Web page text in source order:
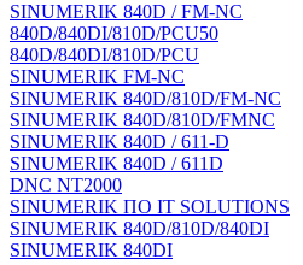
SINUMERIK 840D / FM-NC
840D/840DI/810D/PCU50
840D/840DI/810D/PCU
SINUMERIK FM-NC
SINUMERIK 840D/810D/FM-NC
SINUMERIK 840D/810D/FMNC
SINUMERIK 840D / 611-D
SINUMERIK 840D / 611D
DNC NT2000
SINUMERIK ПО IT SOLUTIONS
SINUMERIK 840D/810D/840DI
SINUMERIK 840DI